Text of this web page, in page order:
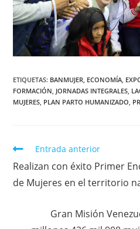
ETIQUETAS: BANMUJER, ECONOMÍA,
FORMACIÓN, JORNADAS INTEGRALES,
MUJERES, PLAN PARTO HUMANIZADO,
Entrada anterior
Realizan con éxito Primer
de Mujeres en el territorio
Gran Misión